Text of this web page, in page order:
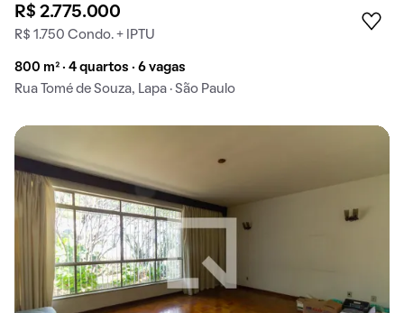
R$ 2.775.000
R$ 1.750 Condo. + IPTU
800 m² · 4 quartos · 6 vagas
Rua Tomé de Souza, Lapa · São Paulo